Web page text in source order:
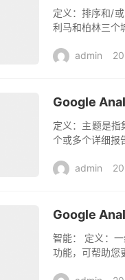
定义：排序和/
利马和柏林三个
admin
Google
定义：主题是指
个或多个详细报
admin
Google
智能： 定义：
功能，可帮助您